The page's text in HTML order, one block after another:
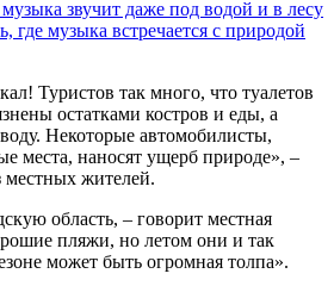
где музыка встречается с природой
Туристов так много, что туалетов
остатками костров и еды, а
Некоторые автомобилисты,
места, наносят ущерб природе», –
местных жителей.
область, – говорит местная
пляжи, но летом они и так
может быть огромная толпа».